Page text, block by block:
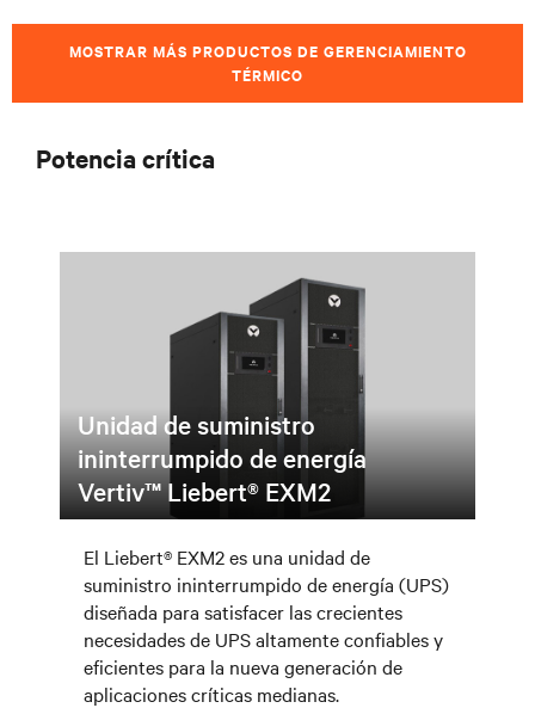
MOSTRAR MÁS PRODUCTOS DE GERENCIAMIENTO
TÉRMICO
Potencia crítica
Unidad de suministro
ininterrumpido de energía
Vertiv™ Liebert® EXM2
El Liebert® EXM2 es una unidad de
suministro ininterrumpido de energía (UPS)
diseñada para satisfacer las crecientes
necesidades de UPS altamente confiables y
eficientes para la nueva generación de
aplicaciones críticas medianas.